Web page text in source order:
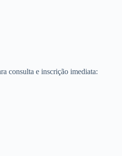
consulta e inscrição imediata: